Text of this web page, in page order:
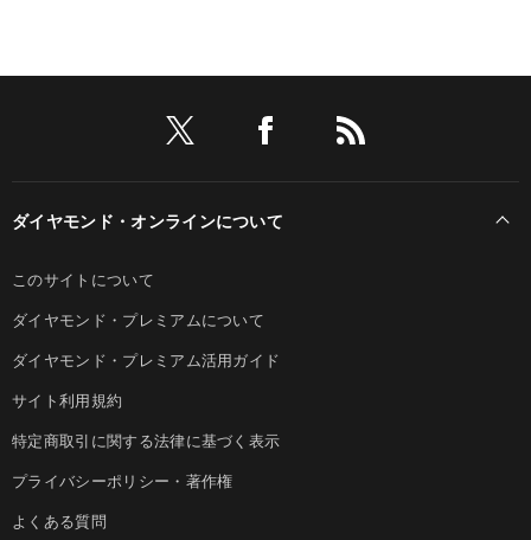
ダイヤモンド・オンラインについて
このサイトについて
ダイヤモンド・プレミアムについて
ダイヤモンド・プレミアム活用ガイド
サイト利用規約
特定商取引に関する法律に基づく表示
プライバシーポリシー・著作権
よくある質問